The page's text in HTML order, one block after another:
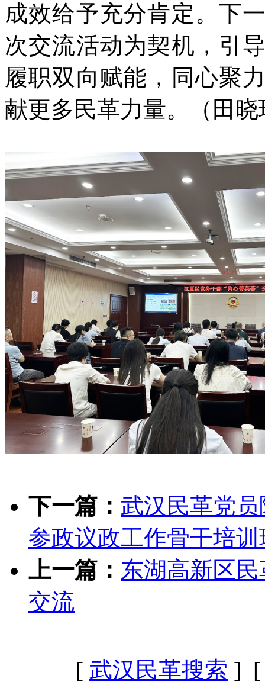
成效给予充分肯定。下
次交流活动为契机，引
履职双向赋能，同心聚
献更多民革力量。（田晓
下一篇： 武汉民革党
参政议政工作骨干培训
上一篇： 东湖高新区
交流
[ 武汉民革搜索 ]